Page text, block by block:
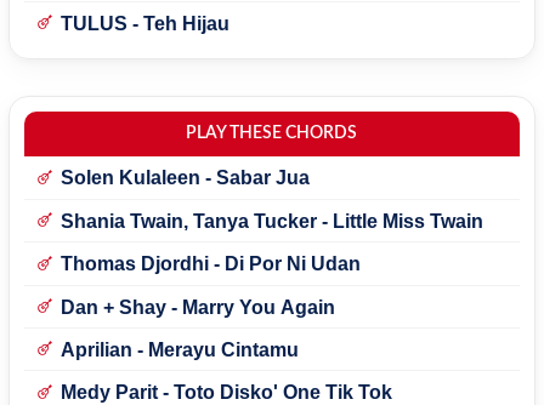
TULUS - Teh Hijau
PLAY THESE CHORDS
Solen Kulaleen - Sabar Jua
Shania Twain, Tanya Tucker - Little Miss Twain
Thomas Djordhi - Di Por Ni Udan
Dan + Shay - Marry You Again
Aprilian - Merayu Cintamu
Medy Parit - Toto Disko' One Tik Tok